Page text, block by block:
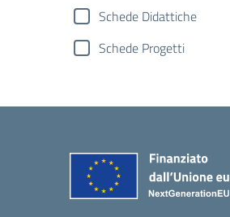
Schede Didattiche
Schede Progetti